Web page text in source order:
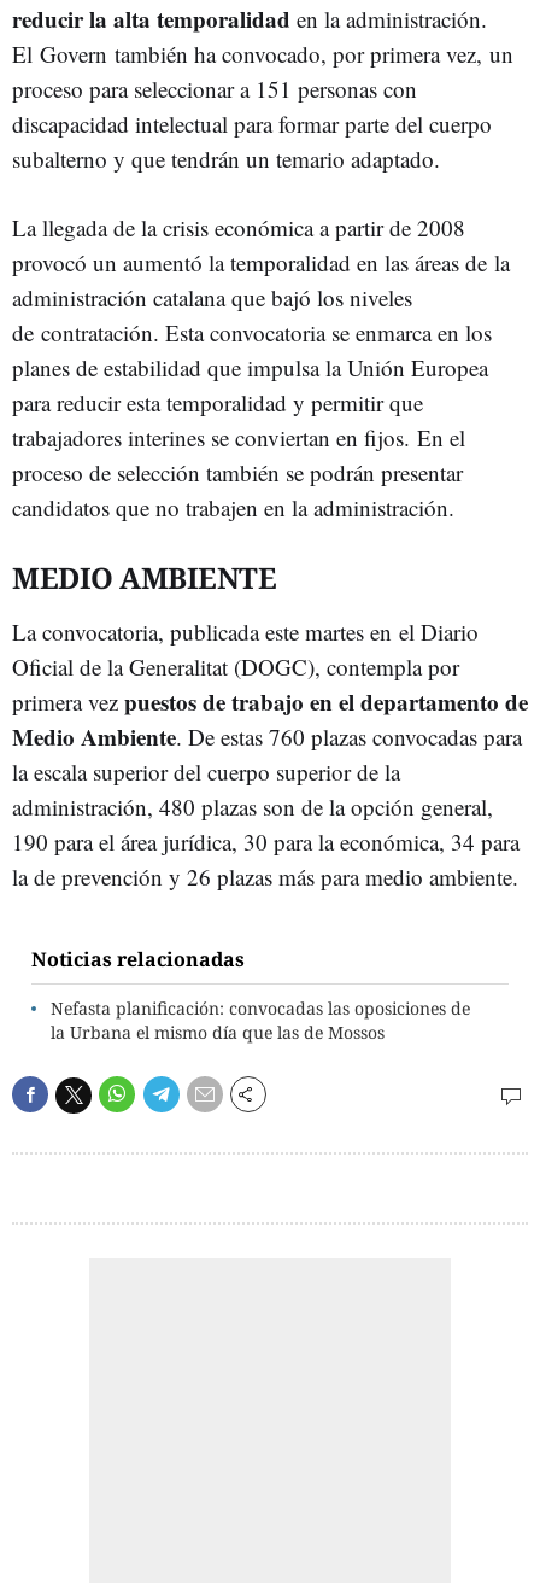
reducir la alta temporalidad en la administración.
El Govern también ha convocado, por primera vez, un
proceso para seleccionar a 151 personas con
discapacidad intelectual para formar parte del cuerpo
subalterno y que tendrán un temario adaptado.
La llegada de la crisis económica a partir de 2008
provocó un aumentó la temporalidad en las áreas de la
administración catalana que bajó los niveles
de contratación. Esta convocatoria se enmarca en los
planes de estabilidad que impulsa la Unión Europea
para reducir esta temporalidad y permitir que
trabajadores interines se conviertan en fijos. En el
proceso de selección también se podrán presentar
candidatos que no trabajen en la administración.
MEDIO AMBIENTE
La convocatoria, publicada este martes en el Diario
Oficial de la Generalitat (DOGC), contempla por
primera vez puestos de trabajo en el departamento de
Medio Ambiente. De estas 760 plazas convocadas para
la escala superior del cuerpo superior de la
administración, 480 plazas son de la opción general,
190 para el área jurídica, 30 para la económica, 34 para
la de prevención y 26 plazas más para medio ambiente.
Noticias relacionadas
Nefasta planificación: convocadas las oposiciones de
la Urbana el mismo día que las de Mossos